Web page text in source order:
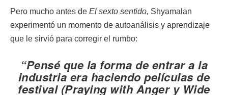
Pero mucho antes de El sexto sentido, Shyamalan
experimentó un momento de autoanálisis y aprendizaje
que le sirvió para corregir el rumbo:
“Pensé que la forma de entrar a la
industria era haciendo películas de
festival (Praying with Angery Wide